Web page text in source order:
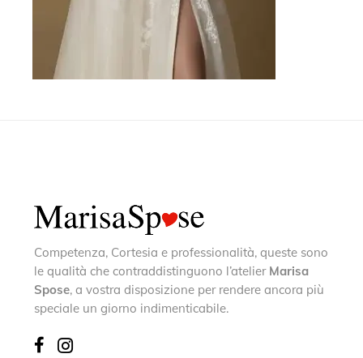
Competenza, Cortesia e professionalità, queste sono
le qualità che contraddistinguono l’atelier Marisa
Spose, a vostra disposizione per rendere ancora più
speciale un giorno indimenticabile.